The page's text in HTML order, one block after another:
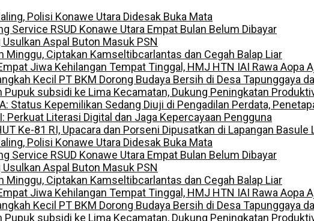
Polisi Konawe Utara Didesak Buka Mata
Service RSUD Konawe Utara Empat Bulan Belum Dibayar
Aspal Buton Masuk PSN
Ciptakan Kamseltibcarlantas dan Cegah Balap Liar
Jiwa Kehilangan Tempat Tinggal, HMJ HTN IAI Rawa Aopa
Kecil PT BKM Dorong Budaya Bersih di Desa Tapunggaya
Pupuk subsidi ke Lima Kecamatan, Dukung Peningkatan
Status Kepemilikan Sedang Diuji di Pengadilan Perdata,
Literasi Digital dan Jaga Kepercayaan Pengguna
Ke-81 RI, Upacara dan Porseni Dipusatkan di Lapangan Basule
Polisi Konawe Utara Didesak Buka Mata
Service RSUD Konawe Utara Empat Bulan Belum Dibayar
Aspal Buton Masuk PSN
Ciptakan Kamseltibcarlantas dan Cegah Balap Liar
Jiwa Kehilangan Tempat Tinggal, HMJ HTN IAI Rawa Aopa
Kecil PT BKM Dorong Budaya Bersih di Desa Tapunggaya
Pupuk subsidi ke Lima Kecamatan, Dukung Peningkatan